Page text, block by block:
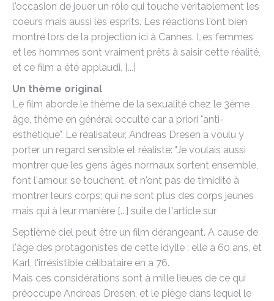
l'occasion de jouer un rôle qui touche véritablement les
coeurs mais aussi les esprits. Les réactions l'ont bien
montré lors de la projection ici à Cannes. Les femmes
et les hommes sont vraiment prêts à saisir cette réalité,
et ce film a été applaudi. [...]
Un thème original
Le film aborde le thème de la sexualité chez le 3ème
âge, thème en général occulté car a priori "anti-
esthétique". Le réalisateur, Andreas Dresen a voulu y
porter un regard sensible et réaliste: "Je voulais aussi
montrer que les gens âgés normaux sortent ensemble,
font l'amour, se touchent, et n'ont pas de timidité à
montrer leurs corps; qui ne sont plus des corps jeunes
mais qui à leur manière [...] suite de l'article sur
Septième ciel peut être un film dérangeant. A cause de
l'âge des protagonistes de cette idylle : elle a 60 ans, et
Karl, l'irrésistible célibataire en a 76.
Mais ces considérations sont à mille lieues de ce qui
préoccupe Andreas Dresen, et le piège dans lequel le